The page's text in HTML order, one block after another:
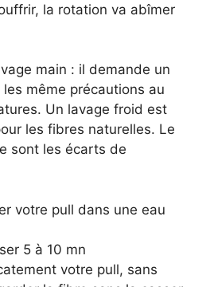
la rotation va abîmer
main : il demande un
même précautions au
Un lavage froid est
les fibres naturelles. Le
sont les écarts de
votre pull dans une eau
5 à 10 mn
votre pull, sans